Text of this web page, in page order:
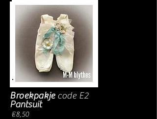
Broekpakjecode E2
Pantsuit
€8,50